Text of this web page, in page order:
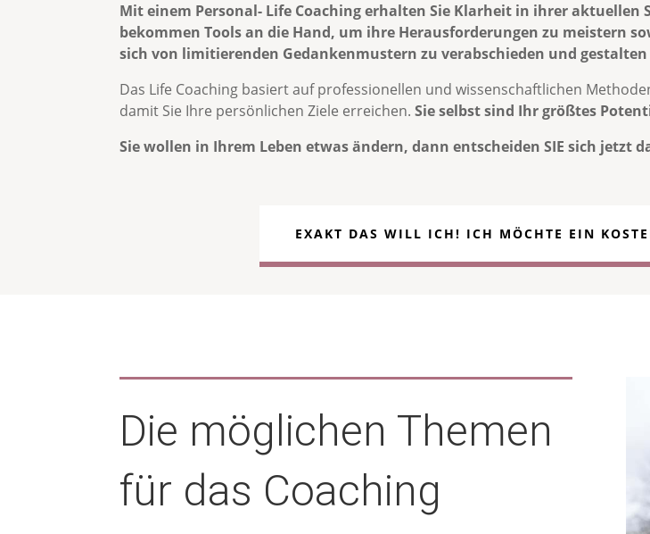
Mit einem Personal- Life Coaching erhalten Sie Klarheit in ihrer
bekommen Tools an die Hand, um ihre Herausforderungen zu meistern
sich von limitierenden Gedankenmustern zu verabschieden und
Das Life Coaching basiert auf professionellen und wissenschaftlichen
damit Sie Ihre persönlichen Ziele erreichen.Sie selbst sind Ihr größtes
Sie wollen in Ihrem Leben etwas ändern, dann entscheiden SIE sich
EXAKT DAS WILL ICH! ICH MÖCHTE EIN
Die möglichen Themen
für das Coaching